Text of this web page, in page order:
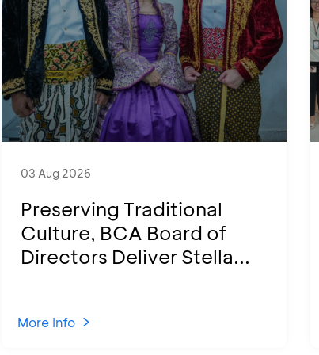
03 Aug 2026
Preserving Traditional
Culture, BCA Board of
Directors Deliver Stella...
More Info